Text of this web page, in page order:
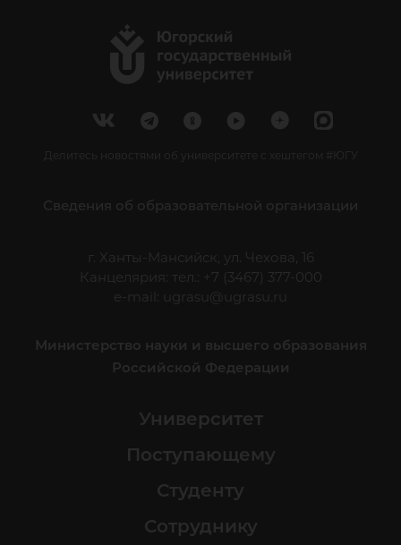
Делитесь новостями об университете с хештегом #ЮГУ
Сведения об образовательной организации
г. Ханты-Мансийск, ул. Чехова, 16
Канцелярия: тел.: +7 (3467) 377-000
e-mail:
ugrasu@ugrasu.ru
Министерство науки и высшего образования
Российской Федерации
Университет
Поступающему
Студенту
Сотруднику